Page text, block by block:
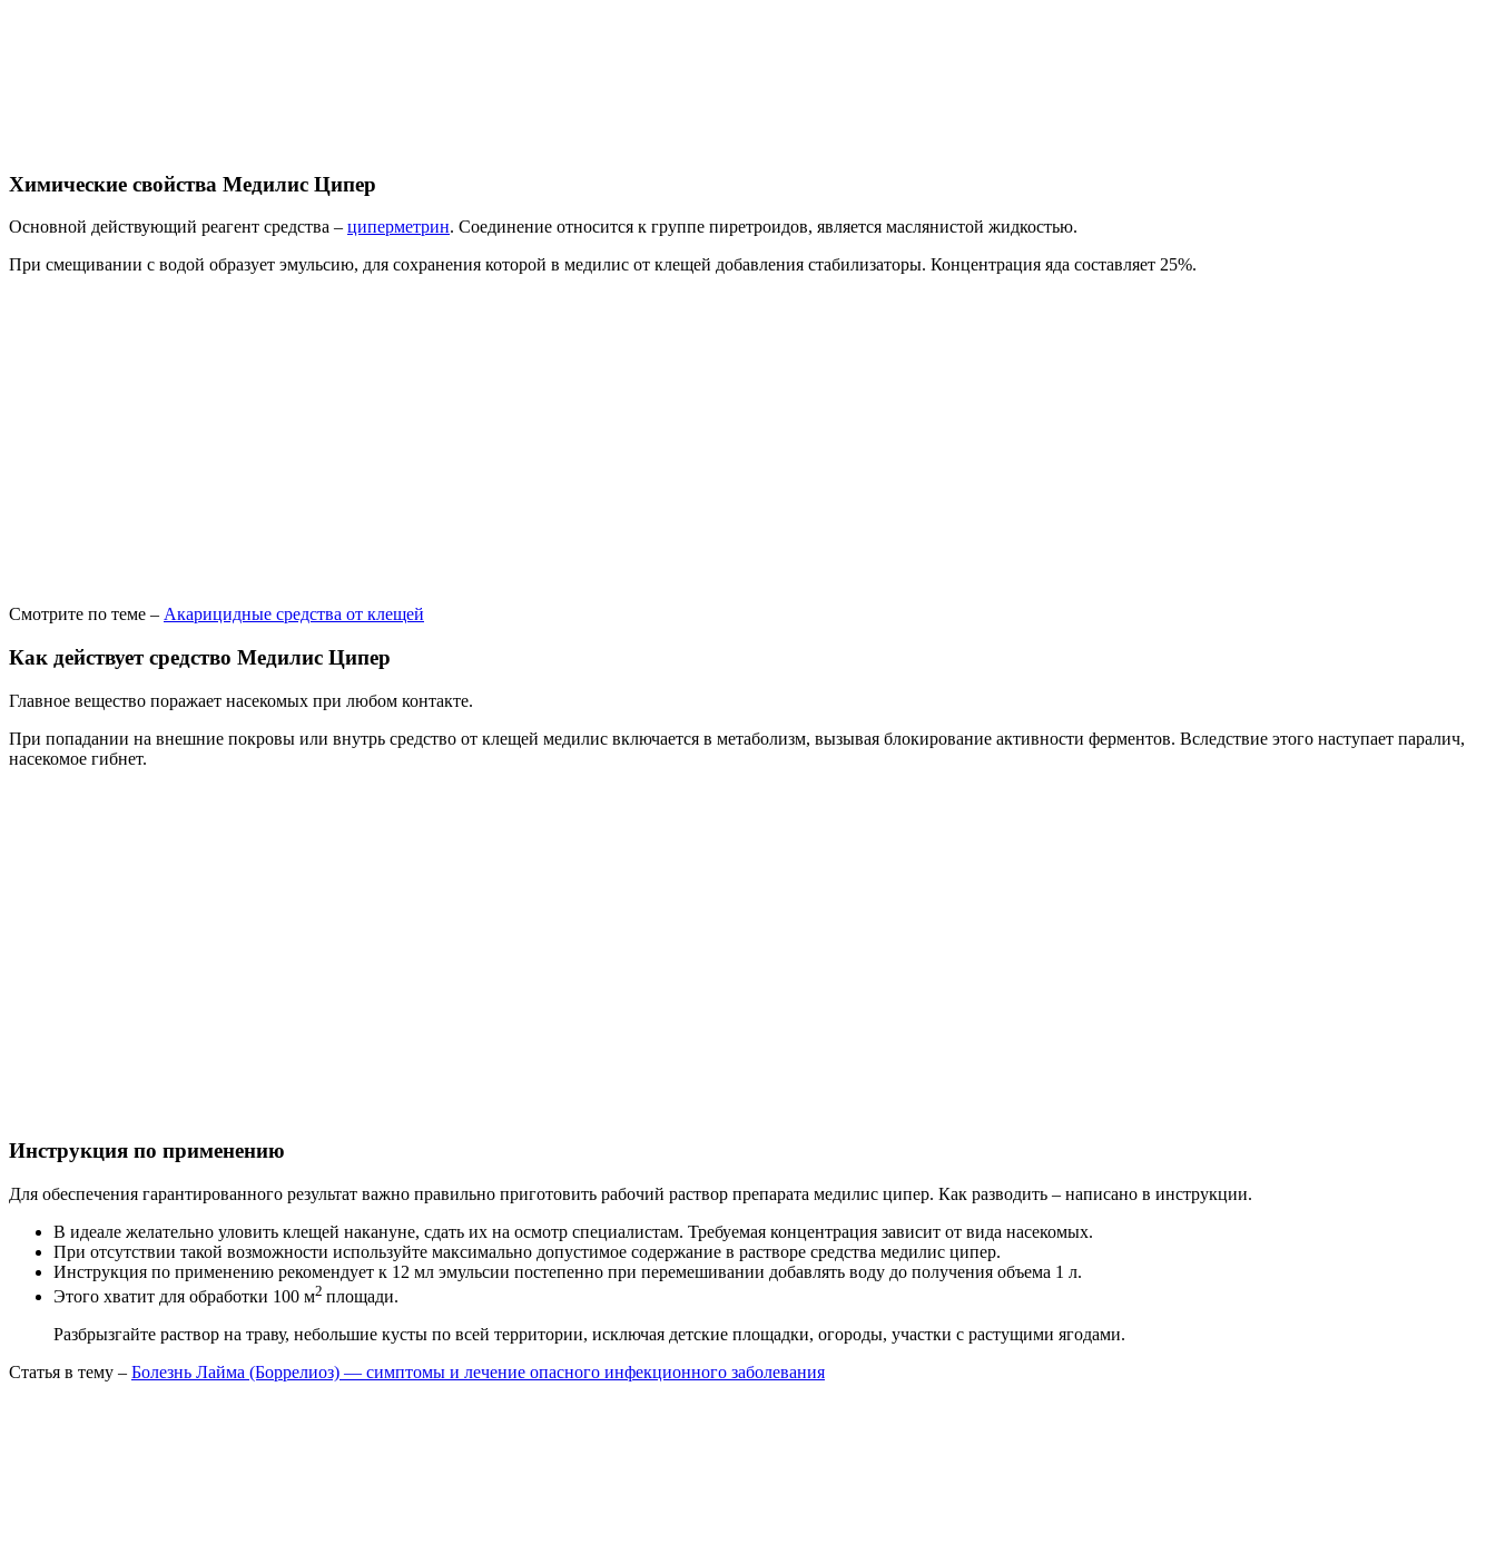
Химические свойства Медилис Ципер
Основной действующий реагент средства – циперметрин. Соединение относится к группе пиретроидов, является маслянистой жидкостью.
При смещивании с водой образует эмульсию, для сохранения которой в медилис от клещей добавления стабилизаторы. Концентрация яда составляет 25%.
Смотрите по теме – Акарицидные средства от клещей
Как действует средство Медилис Ципер
Главное вещество поражает насекомых при любом контакте.
При попадании на внешние покровы или внутрь средство от клещей медилис включается в метаболизм, вызывая блокирование активности ферментов. Вследствие этого наступает паралич,
насекомое гибнет.
Инструкция по применению
Для обеспечения гарантированного результат важно правильно приготовить рабочий раствор препарата медилис ципер. Как разводить – написано в инструкции.
В идеале желательно уловить клещей накануне, сдать их на осмотр специалистам. Требуемая концентрация зависит от вида насекомых.
При отсутствии такой возможности используйте максимально допустимое содержание в растворе средства медилис ципер.
Инструкция по применению рекомендует к 12 мл эмульсии постепенно при перемешивании добавлять воду до получения объема 1 л.
Этого хватит для обработки 100 м2 площади.
Разбрызгайте раствор на траву, небольшие кусты по всей территории, исключая детские площадки, огороды, участки с растущими ягодами.
Статья в тему – Болезнь Лайма (Боррелиоз) — симптомы и лечение опасного инфекционного заболевания